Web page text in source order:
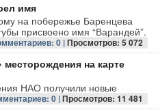
имя
на побережье Баренцева
присвоено имя “Варандей”.
0 |Просмотров: 5 072
на карте
НАО получили новые
0 |Просмотров: 11 481